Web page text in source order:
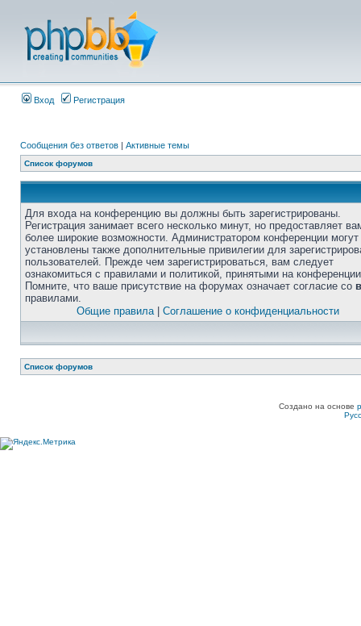
Вход Регистрация
Сообщения без ответов | Активные темы
Список форумов
Для входа на конференцию вы должны быть зарегистрированы.
Регистрация занимает всего несколько минут, но предоставляет
более широкие возможности. Администратором конференции
установлены также дополнительные привилегии для
пользователей. Прежде чем зарегистрироваться, вам следует
ознакомиться с правилами и политикой, принятыми на
Помните, что ваше присутствие на форумах означает согласие со
правилами.
Общие правила| Соглашение о конфиденциальности
Список форумов
Создано на основе